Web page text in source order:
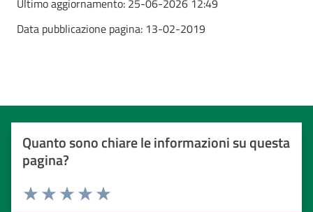
Ultimo aggiornamento: 25-06-2026 12:49
Data pubblicazione pagina: 13-02-2019
Quanto sono chiare le informazioni su questa
pagina?
Valuta da 1 a 5 stelle